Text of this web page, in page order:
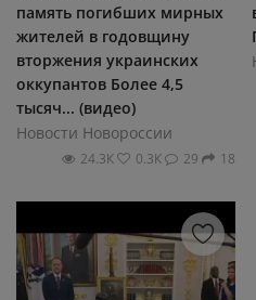
память погибших мирных
жителей в годовщину
вторжения украинских
оккупантов Более 4,5
тысяч... (видео)
Новости Новороссии
24.3К 0.3К 29 18